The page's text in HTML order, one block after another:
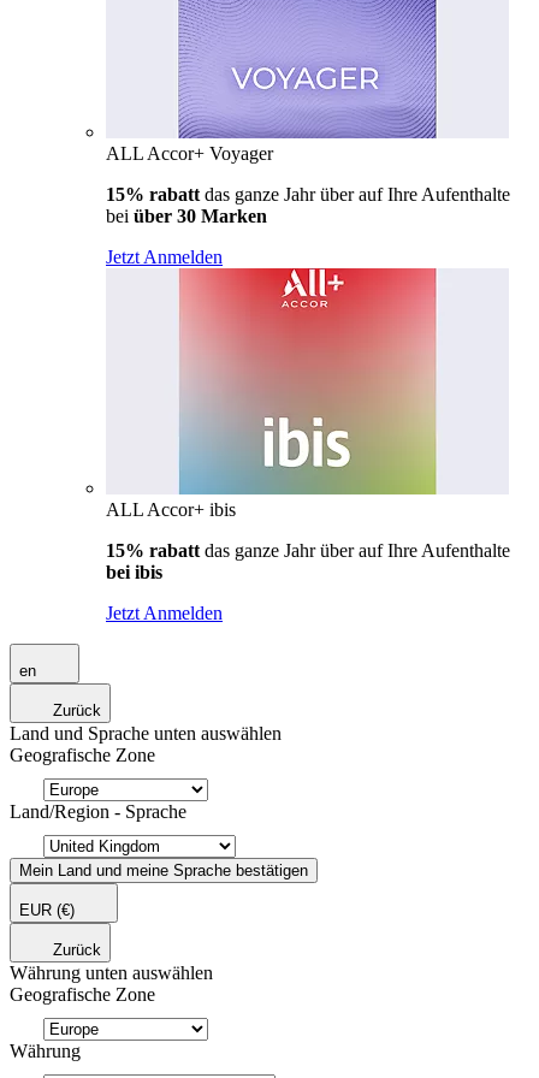
ALL Accor+ Voyager
15% rabatt das ganze Jahr über auf Ihre Aufenthalte
bei über 30 Marken
Jetzt Anmelden
ALL Accor+ ibis
15% rabatt das ganze Jahr über auf Ihre Aufenthalte
bei ibis
Jetzt Anmelden
en
Zurück
Land und Sprache unten auswählen
Geografische Zone
Land/Region - Sprache
Mein Land und meine Sprache bestätigen
EUR (€)
Zurück
Währung unten auswählen
Geografische Zone
Währung